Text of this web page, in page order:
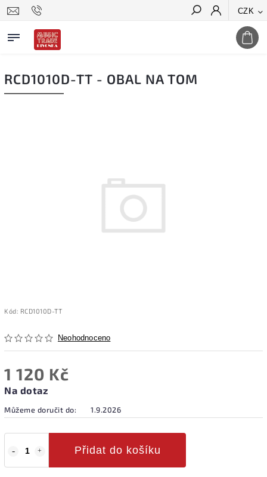
CZK
Hledat
RCD1010D-TT - OBAL NA TOM
Kód: RCD1010D-TT
Neohodnoceno
1 120 Kč
Na dotaz
Můžeme doručit do: 1.9.2026
Přidat do košíku